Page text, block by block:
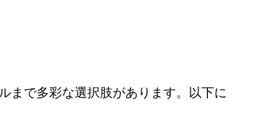
まで多彩な選択肢があります。以下に